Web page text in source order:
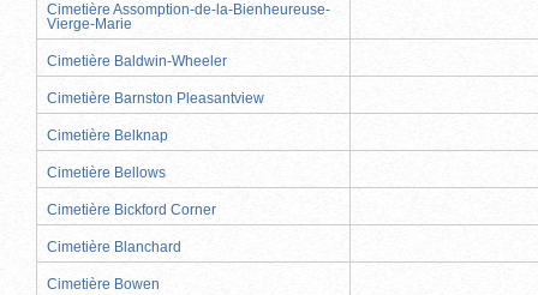
Cimetière Assomption-de-la-Bienheureuse-
Vierge-Marie
Cimetière Baldwin-Wheeler
Cimetière Barnston Pleasantview
Cimetière Belknap
Cimetière Bellows
Cimetière Bickford Corner
Cimetière Blanchard
Cimetière Bowen